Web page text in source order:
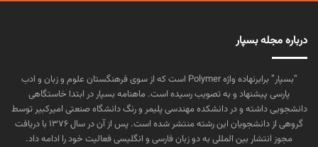
درباره مجله بسپار
“بسپار” برابرنهاده واژه Polymer است که از سوی فرهنگستان علوم و زبان و ادب
پارسی پیشنهاد و به تصویب رسیده است. ماهنامه بسپار در ابتدا خاستگاهی
دانشجویی داشته و در دانشکده مهندسی پلیمر و رنگ دانشگاه صنعتی امیرکبیر توسط
گروهی از دانشجویان این رشته منتشر شده است. پس از آن در سال ۱۳۷۶ با دریافت
مجوز انتشار بین المللی به دو زبان فارسی و انگلیسی فعالیت خود را ادامه داد.